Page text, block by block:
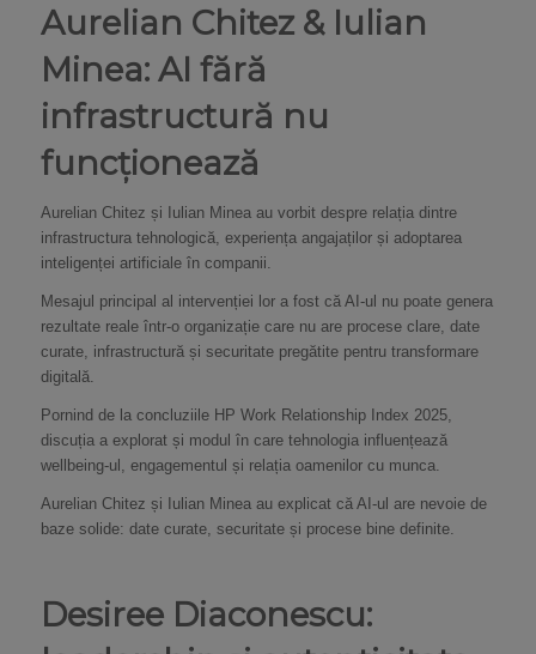
Aurelian Chitez & Iulian
Minea: AI fără
infrastructură nu
funcționează
Aurelian Chitez și Iulian Minea au vorbit despre relația dintre
infrastructura tehnologică, experiența angajaților și adoptarea
inteligenței artificiale în companii.
Mesajul principal al intervenției lor a fost că AI-ul nu poate genera
rezultate reale într-o organizație care nu are procese clare, date
curate, infrastructură și securitate pregătite pentru transformare
digitală.
Pornind de la concluziile HP Work Relationship Index 2025,
discuția a explorat și modul în care tehnologia influențează
wellbeing-ul, engagementul și relația oamenilor cu munca.
Aurelian Chitez și Iulian Minea au explicat că AI-ul are nevoie de
baze solide: date curate, securitate și procese bine definite.
Desiree Diaconescu: